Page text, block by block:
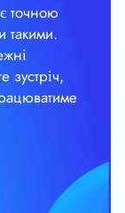
точною
такими.
зустріч,